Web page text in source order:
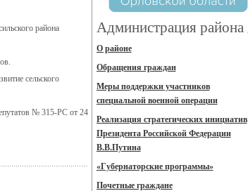
района
сельского
№ 315-РС от 24
Администрация района
О районе
Обращения граждан
Меры поддержки участников
специальной военной операции
Реализация стратегических инициатив
Президента Российской Федерации
В.В.Путина
«Губернаторские программы»
Почетные граждане